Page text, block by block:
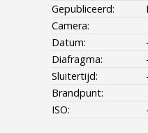
Gepubliceerd:
Camera:
Datum:
Diafragma:
Sluitertijd:
Brandpunt:
ISO: